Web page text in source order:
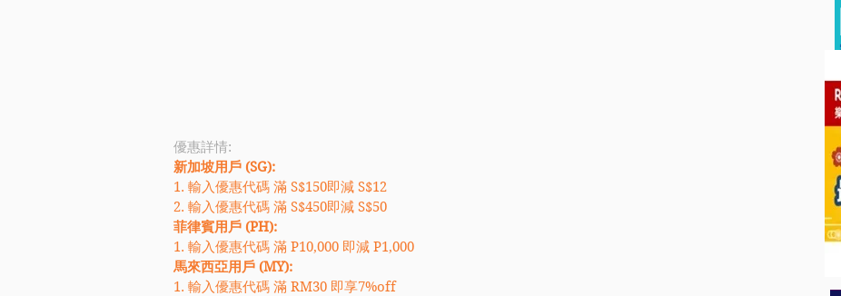
優惠詳情:
新加坡用戶 (SG):
1. 輸入優惠代碼 滿 S$150即減 S$12
2. 輸入優惠代碼 滿 S$450即減 S$50
菲律賓用戶 (PH):
1. 輸入優惠代碼 滿 P10,000 即減 P1,000
馬來西亞用戶 (MY):
1. 輸入優惠代碼 滿 RM30 即享7%off